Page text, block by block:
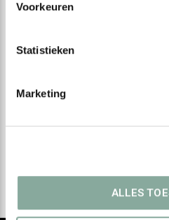
Voorkeuren
Statistieken
Marketing
ALLES
Meld je
Ontvang de nieuwste